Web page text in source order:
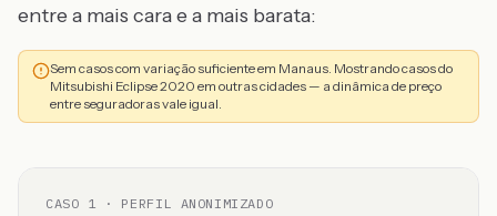
entre a mais cara e a mais barata:
Sem casos com variação suficiente em Manaus. Mostrando casos do
Mitsubishi Eclipse 2020 em outras cidades — a dinâmica de preço
entre seguradoras vale igual.
CASO 1 · PERFIL ANONIMIZADO